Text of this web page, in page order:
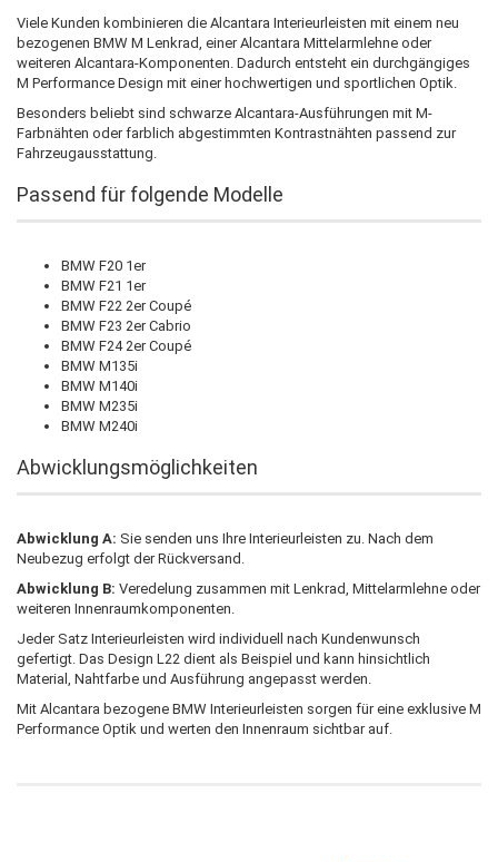
Viele Kunden kombinieren die Alcantara Interieurleisten mit einem neu
bezogenen BMW M Lenkrad, einer Alcantara Mittelarmlehne oder
weiteren Alcantara-Komponenten. Dadurch entsteht ein durchgängiges
M Performance Design mit einer hochwertigen und sportlichen Optik.
Besonders beliebt sind schwarze Alcantara-Ausführungen mit M-
Farbnähten oder farblich abgestimmten Kontrastnähten passend zur
Fahrzeugausstattung.
Passend für folgende Modelle
BMW F20 1er
BMW F21 1er
BMW F22 2er Coupé
BMW F23 2er Cabrio
BMW F24 2er Coupé
BMW M135i
BMW M140i
BMW M235i
BMW M240i
Abwicklungsmöglichkeiten
Abwicklung A: Sie senden uns Ihre Interieurleisten zu. Nach dem
Neubezug erfolgt der Rückversand.
Abwicklung B: Veredelung zusammen mit Lenkrad, Mittelarmlehne oder
weiteren Innenraumkomponenten.
Jeder Satz Interieurleisten wird individuell nach Kundenwunsch
gefertigt. Das Design L22 dient als Beispiel und kann hinsichtlich
Material, Nahtfarbe und Ausführung angepasst werden.
Mit Alcantara bezogene BMW Interieurleisten sorgen für eine exklusive M
Performance Optik und werten den Innenraum sichtbar auf.